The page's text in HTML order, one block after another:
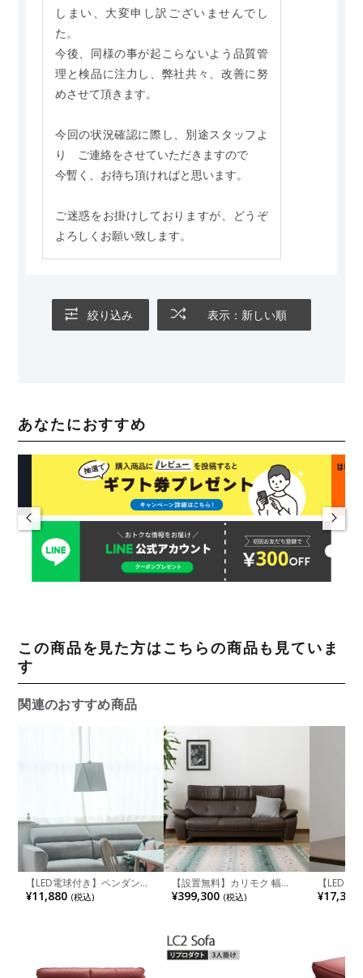
しまい、大変申し訳ございませんでし
た。
今後、同様の事が起こらないよう品質管
理と検品に注力し、弊社共々、改善に努
めさせて頂きます。
今回の状況確認に際し、別途スタッフよ
り ご連絡をさせていただきますので
今暫く、お待ち頂ければと思います。
ご迷惑をお掛けしておりますが、どうぞ
よろしくお願い致します。
絞り込み 表示：新しい順
あなたにおすすめ
この商品を見た方はこちらの商品も見ていま
す
関連のおすすめ商品
【LED電球付き】ペンダント
ライト 1灯 スチール シーリン
グライト 吊り下げ 照明 イン
¥11,880 (税込)
【設置無料】カリモク 幅
198cm 3人掛け ソファ ハイ
バック 日本製 本革張り モー
レザーソファ おしゃれ
karimoku ZW7303 ルンバブ
ル
¥399,300 (税込)
【LED電
ライト 1
グライト
¥17,380